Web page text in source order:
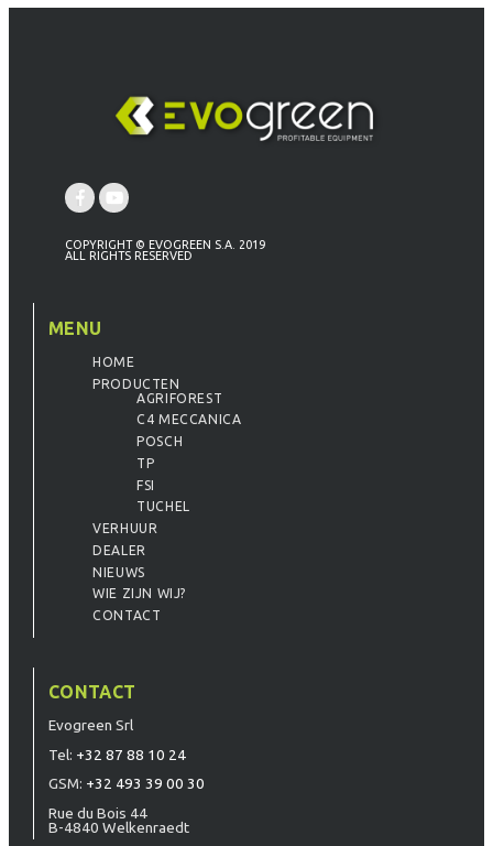
COPYRIGHT © EVOGREEN S.A. 2019
ALL RIGHTS RESERVED
MENU
HOME
PRODUCTEN
AGRIFOREST
C4 MECCANICA
POSCH
TP
FSI
TUCHEL
VERHUUR
DEALER
NIEUWS
WIE ZIJN WIJ?
CONTACT
CONTACT
Evogreen Srl
Tel: +32 87 88 10 24
GSM: +32 493 39 00 30
Rue du Bois 44
B-4840 Welkenraedt